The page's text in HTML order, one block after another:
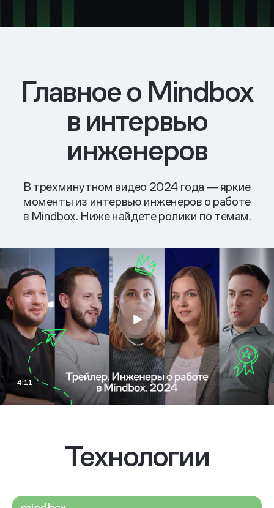
Главное о Mindbox
в интервью
инженеров
В трехминутном видео 2024 года — яркие
моменты из интервью инженеров о работе
в Mindbox. Ниже найдете ролики по темам.
Технологии